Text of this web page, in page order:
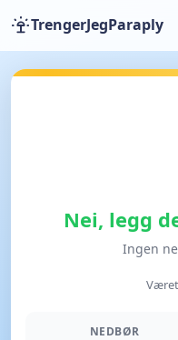
TrengerJegParaply
Nei, legg
Ingen
NEDBØR